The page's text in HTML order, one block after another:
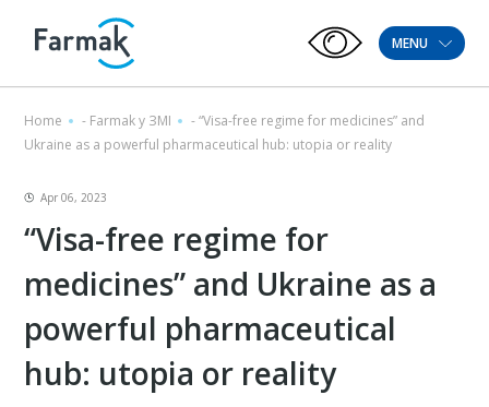
MENU
Home - Farmak у ЗМІ -“Visa-free regime for medicines” and
Ukraine as a powerful pharmaceutical hub: utopia or reality
Apr 06, 2023
“Visa-free regime for
medicines” and Ukraine as a
powerful pharmaceutical
hub: utopia or reality